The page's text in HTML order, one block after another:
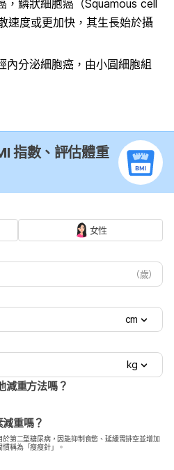
，鱗狀細胞癌（Squamous cell
速度或更加快，其生長始於攝
內分泌細胞癌，由小圓細胞組
指數、評估體重
女性
（歲）
cm
kg
減重方法嗎？
重嗎？
第二型糖尿病，因能抑制食慾、延緩胃排空並增加
稱為「瘦瘦針」。